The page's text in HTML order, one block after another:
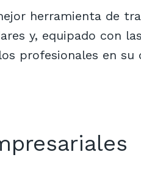
herramienta de
y, equipado con
profesionales en su